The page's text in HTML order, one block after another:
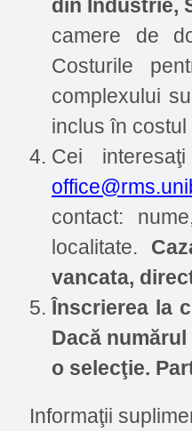
din Industrie,
camere de
Costurile
complexului
inclus în
Cei
contact:
localitate.
vancata,
Înscrierea la
Dacă
o selecţie.
Informaţii